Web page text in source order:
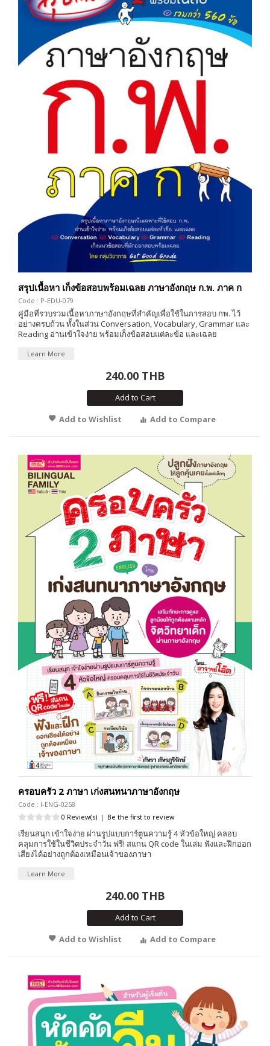
สรุปเนื้อหา เก็งข้อสอบพร้อมเฉลย ภาษาอังกฤษ ก.พ. ภาค ก
Code : P-EDU-079
คู่มือที่รวบรวมเนื้อหาภาษาอังกฤษที่สำคัญเพื่อใช้ในการสอบ กพ. ไว้
อย่างครบถ้วน ทั้งในส่วน Conversation, Vocabulary, Grammar และ
Reading อ่านเข้าใจง่าย พร้อมเก็งข้อสอบแต่ละข้อ และเฉลย
Learn More
240.00 THB
Add to Cart
Add to Wishlist
Add to Compare
ครอบครัว 2 ภาษา เก่งสนทนาภาษาอังกฤษ
Code : I-ENG-0258
0 Review(s) | Be the first to review
เรียนสนุก เข้าใจง่าย ผ่านรูปแบบการ์ตูนความรู้ 4 หัวข้อใหญ่ คลอบ
คลุมการใช้ในชีวิตประจำวัน ฟรี! สแกน QR code ในเล่ม ฟังและฝึกออก
เสียงได้อย่างถูกต้องเหมือนเจ้าของภาษา
Learn More
240.00 THB
Add to Cart
Add to Wishlist
Add to Compare